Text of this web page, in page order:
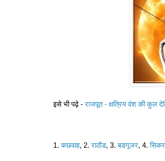
इसे भी पढ़े -राजपूत - क्षत्रिय वंश की कुल
1.कछवाह, 2.राठौड, 3.बडगूजर, 4.